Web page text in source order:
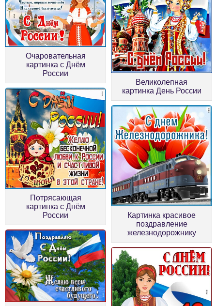
Очаровательная
картинка с Днём
России
Великолепная
картинка День России
Потрясающая
картинка с Днём
России
Картинка красивое
поздравление
железнодорожнику